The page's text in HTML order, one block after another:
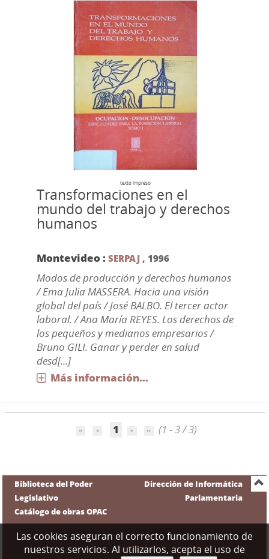
texto impreso
Transformaciones en el
mundo del trabajo y derechos
humanos
Montevideo : SERPAJ , 1996
Modos de producción y derechos humanos
/ Ema Julia MASSERA. Hacia una visión
global del país / José BALBO. El tercer actor
laboral. / Ana María REYES. Los derechos de
los pequeños y medianos empresarios /
Bruno GILI. Ganar y perder en salud
desd[...]
Más información...
1 (1 - 3 / 3)
Biblioteca del Poder
Legislativo
Catálogo de obras OPAC
Dirección de Informática
Parlamentaria
Las cookies aseguran el correcto funcionamiento de
nuestros servicios. Al utilizarlos, acepta el uso de